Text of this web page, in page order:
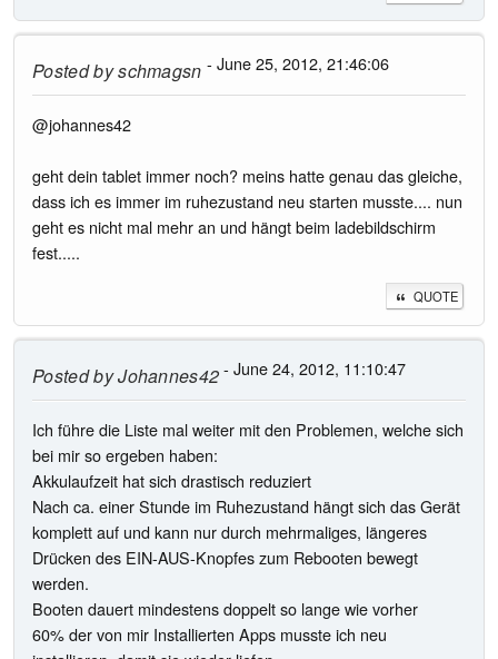
Posted byschmagsn - June 25, 2012, 21:46:06
@johannes42
geht dein tablet immer noch? meins hatte genau das gleiche,
dass ich es immer im ruhezustand neu starten musste.... nun
geht es nicht mal mehr an und hängt beim ladebildschirm
fest.....
QUOTE
Posted byJohannes42- June 24, 2012, 11:10:47
Ich führe die Liste mal weiter mit den Problemen, welche sich
bei mir so ergeben haben:
Akkulaufzeit hat sich drastisch reduziert
Nach ca. einer Stunde im Ruhezustand hängt sich das Gerät
komplett auf und kann nur durch mehrmaliges, längeres
Drücken des EIN-AUS-Knopfes zum Rebooten bewegt
werden.
Booten dauert mindestens doppelt so lange wie vorher
60% der von mir Installierten Apps musste ich neu